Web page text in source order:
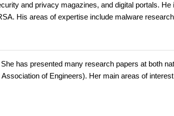
and privacy magazines, and digital portals. He
His areas of expertise include malware
has presented many research papers at both
of Engineers). Her main areas of